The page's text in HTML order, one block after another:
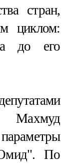
стран,
циклом:
до его
По